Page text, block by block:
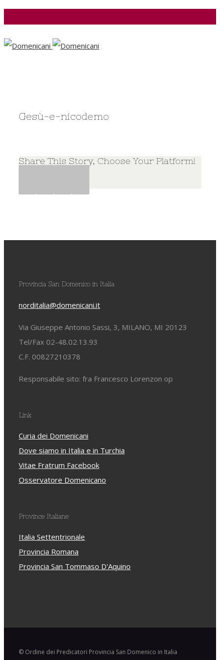
Gesù-e-nicodemo
Share This Story, Choose Your Platform!
Provincia San Domenico in Italia
norditalia@domenicani.it
Via Giuseppe Antonio Sassi, 3, MILANO, MI 20123
Tel/Fax 02-48.02.13.93
C.F. 00827210378
Responsabile sito: fra Francesco Lorenzon op
Link
Curia dei Domenicani
Dove siamo in Italia e in Turchia
Vitae Fratrum Facebook
Osservatore Domenicano
Province Italiane
Italia Settentrionale
Provincia Romana
Provincia San Tommaso D'Aquino
© Ordine dei Predicatori Provincia San Domenico in Italia